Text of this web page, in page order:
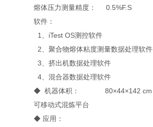
熔体压力测量精度： 0.5%F.S
软件：
1、iTest OS测控软件
2、聚合物熔体粘度测量数据处理软件
3、挤出机数据处理软件
4、混合器数据处理软件
◆ 机器体积： 80×44×142 cm
可移动式混炼平台
◆ 应用：